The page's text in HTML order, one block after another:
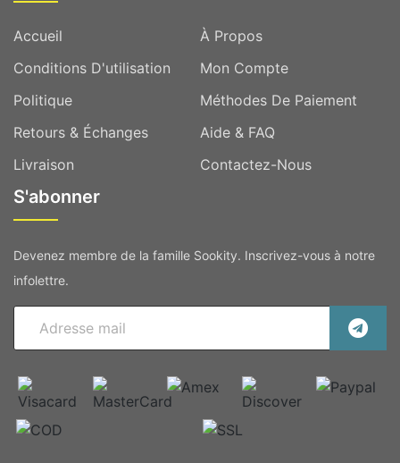
Accueil
À Propos
Conditions D'utilisation
Mon Compte
Politique
Méthodes De Paiement
Retours & Échanges
Aide & FAQ
Livraison
Contactez-Nous
S'abonner
Devenez membre de la famille Sookity. Inscrivez-vous à notre
infolettre.